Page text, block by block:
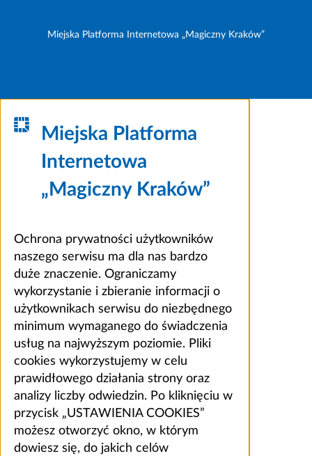
Miejska Platforma Internetowa „Magiczny Kraków”
Miejska Platforma
Internetowa
„Magiczny Kraków”
Ochrona prywatności użytkowników
naszego serwisu ma dla nas bardzo
duże znaczenie. Ograniczamy
wykorzystanie i zbieranie informacji o
użytkownikach serwisu do niezbędnego
minimum wymaganego do świadczenia
usług na najwyższym poziomie. Pliki
cookies wykorzystujemy w celu
prawidłowego działania strony oraz
analizy liczby odwiedzin. Po kliknięciu w
przycisk „USTAWIENIA COOKIES”
możesz otworzyć okno, w którym
dowiesz się, do jakich celów